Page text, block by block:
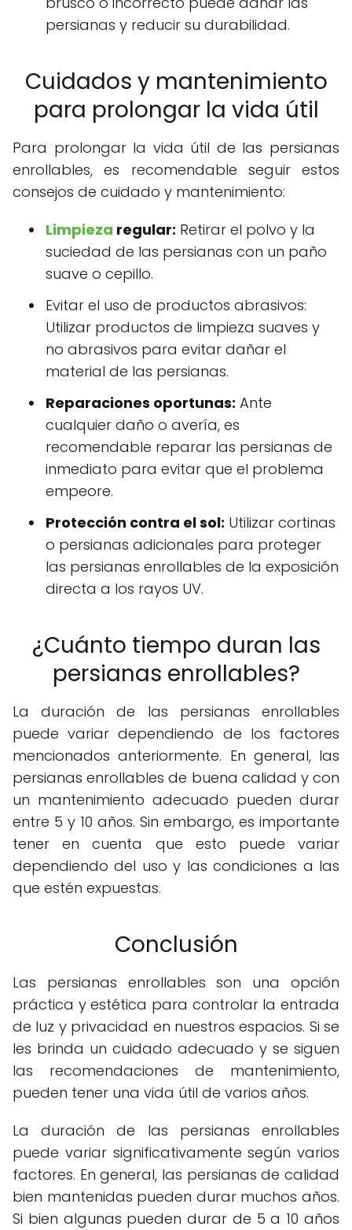
persianas y reducir su durabilidad.
Cuidados y mantenimiento
para prolongar la vida útil
Para prolongar la vida útil de las persianas
enrollables, es recomendable seguir estos
consejos de cuidado y mantenimiento:
Limpieza regular: Retirar el polvo y la
suciedad de las persianas con un paño
suave o cepillo.
Evitar el uso de productos abrasivos:
Utilizar productos de limpieza suaves y
no abrasivos para evitar dañar el
material de las persianas.
Reparaciones oportunas: Ante
cualquier daño o avería, es
recomendable reparar las persianas de
inmediato para evitar que el problema
empeore.
Protección contra el sol: Utilizar cortinas
o persianas adicionales para proteger
las persianas enrollables de la exposición
directa a los rayos UV.
¿Cuánto tiempo duran las
persianas enrollables?
La duración de las persianas enrollables
puede variar dependiendo de los factores
mencionados anteriormente. En general, las
persianas enrollables de buena calidad y con
un mantenimiento adecuado pueden durar
entre 5 y 10 años. Sin embargo, es importante
tener en cuenta que esto puede variar
dependiendo del uso y las condiciones a las
que estén expuestas.
Conclusión
Las persianas enrollables son una opción
práctica y estética para controlar la entrada
de luz y privacidad en nuestros espacios. Si se
les brinda un cuidado adecuado y se siguen
las recomendaciones de mantenimiento,
pueden tener una vida útil de varios años.
La duración de las persianas enrollables
puede variar significativamente según varios
factores. En general, las persianas de calidad
bien mantenidas pueden durar muchos años.
Si bien algunas pueden durar de 5 a 10 años